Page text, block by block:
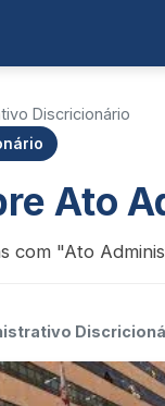
Discricionário
Ato
com "Ato